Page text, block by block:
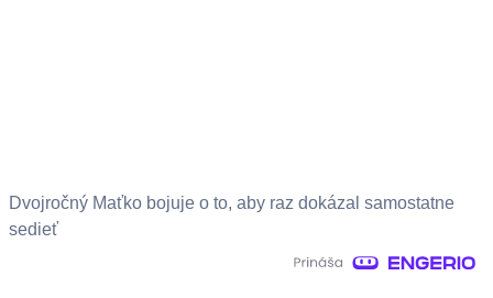
Dvojročný Maťko bojuje o to, aby raz dokázal samostatne
sedieť